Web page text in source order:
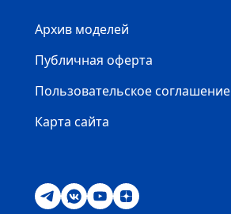
Архив моделей
Публичная оферта
Пользовательское соглашение
Карта сайта